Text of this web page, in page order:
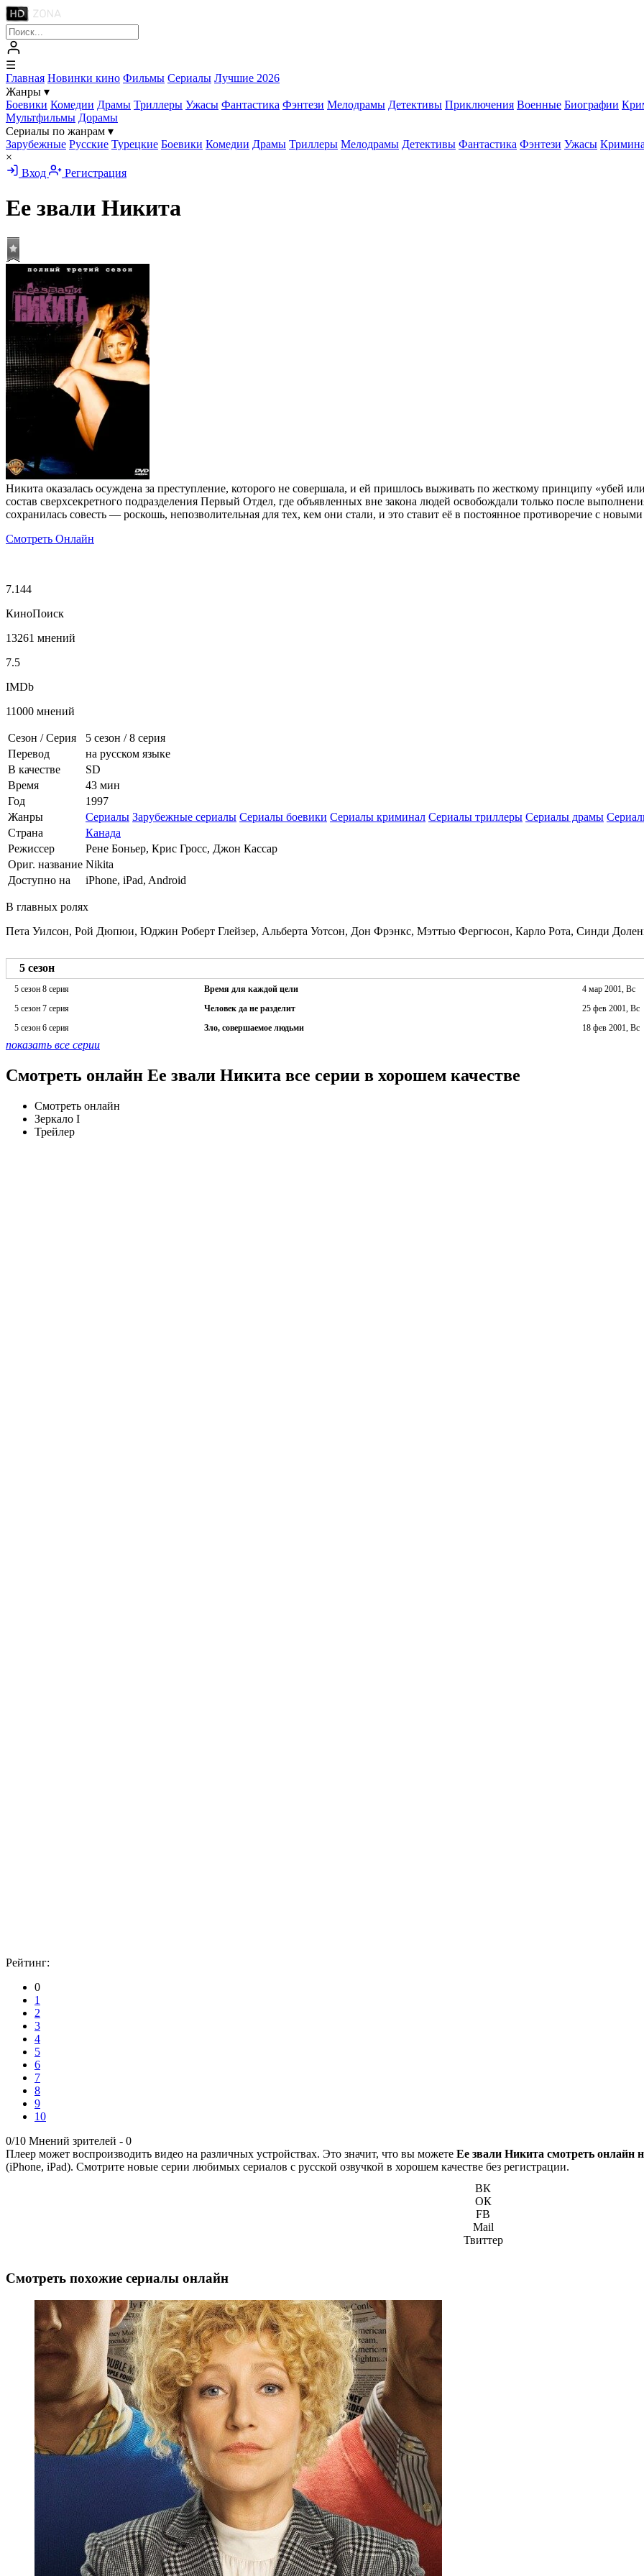
☰
Главная Новинки кино Фильмы Сериалы Лучшие 2026
Жанры ▾
Боевики Комедии Драмы Триллеры Ужасы Фантастика Фэнтези Мелодрамы Детективы Приключения Военные Биографии
Мультфильмы Дорамы
Сериалы по жанрам ▾
Зарубежные Русские Турецкие Боевики Комедии Драмы Триллеры Мелодрамы Детективы Фантастика Фэнтези Ужасы
×
Вход
Регистрация
Ее звали Никита
Никита оказалась осуждена за преступление, которого не совершала, и ей пришлось выживать по жесткому принципу «убей
состав сверхсекретного подразделения Первый Отдел, где объявленных вне закона людей освобождали только после
сохранилась совесть — роскошь, непозволительная для тех, кем они стали, и это ставит её в постоянное противоречие с
Смотреть Онлайн
7.144
КиноПоиск
13261 мнений
7.5
IMDb
11000 мнений
Сезон / Серия 5 сезон /8 серия
Перевод
на русском языке
В качестве
SD
Время
43 мин
Год
1997
Жанры
Сериалы Зарубежные сериалы Сериалы боевики Сериалы криминал Сериалы триллеры Сериалы драмы
Страна
Канада
Режиссер
Рене Боньер, Крис Гросс, Джон Кассар
Ориг. название Nikita
Доступно на
iPhone, iPad, Android
В главных ролях
Пета Уилсон, Рой Дюпюи, Юджин Роберт Глейзер, Альберта Уотсон, Дон Фрэнкс, Мэттью Фергюсон, Карло Рота, Синди
5 сезон
5 сезон 8 серия
Время для каждой цели 4 мар 2001, Вс
5 сезон 7 серия
Человек да не разделит 25 фев 2001, Вс
5 сезон 6 серия
Зло, совершаемое людьми 18 фев 2001, Вс
показать все серии
Смотреть онлайн Ее звали Никита все серии в хорошем качестве
Смотреть онлайн
Зеркало I
Трейлер
Рейтинг:
0
1
2
3
4
5
6
7
8
9
10
0/10 Мнений зрителей - 0
Плеер может воспроизводить видео на различных устройствах. Это значит, что вы можете Ее звали Никита смотреть онлайн
(iPhone, iPad). Смотрите новые серии любимых сериалов с русской озвучкой в хорошем качестве без регистрации.
ВК
ОК
FB
Mail
Твиттер
Смотреть похожие сериалы онлайн